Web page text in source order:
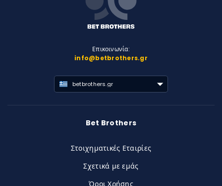
Επικοινωνία:
info@betbrothers.gr
betbrothers.gr
Bet Brothers
Στοιχηματικές Εταιρίες
Σχετικά με εμάς
Όροι Χρήσης